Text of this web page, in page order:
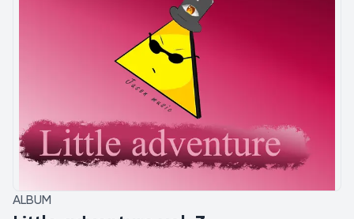
ALBUM